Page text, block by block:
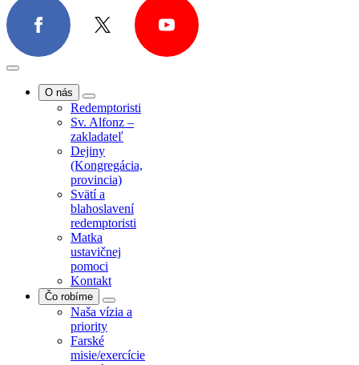
O nás
Redemptoristi
Sv. Alfonz –
zakladateľ
Dejiny
(Kongregácia,
provincia)
Svätí a
blahoslavení
redemptoristi
Matka
ustavičnej
pomoci
Kontakt
Čo robíme
Naša vízia a
priority
Farské
misie/exercície